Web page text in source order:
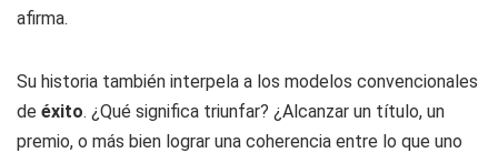
afirma.
Su historia también interpela a los modelos convencionales
de éxito. ¿Qué significa triunfar? ¿Alcanzar un título, un
premio, o más bien lograr una coherencia entre lo que uno